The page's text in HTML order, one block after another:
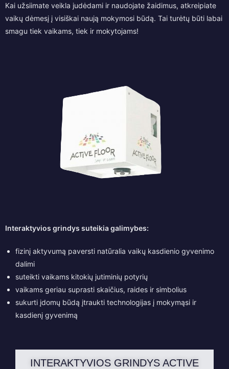
Kai užsiimate veikla judėdami ir naudojate žaidimus, atkreipiate
vaikų dėmesį į visiškai naują mokymosi būdą. Tai turėtų būti labai
smagu tiek vaikams, tiek ir mokytojams!
Interaktyvios grindys suteikia galimybes:
fizinį aktyvumą paversti natūralia vaikų kasdienio gyvenimo
dalimi
suteikti vaikams kitokių jutiminių potyrių
vaikams geriau suprasti skaičius, raides ir simbolius
sukurti įdomų būdą įtraukti technologijas į mokymąsi ir
kasdienį gyvenimą
INTERAKTYVIOS GRINDYS ACTIVE